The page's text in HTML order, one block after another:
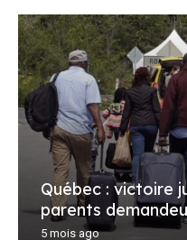
Québec : victoire
parents
5 mois ago